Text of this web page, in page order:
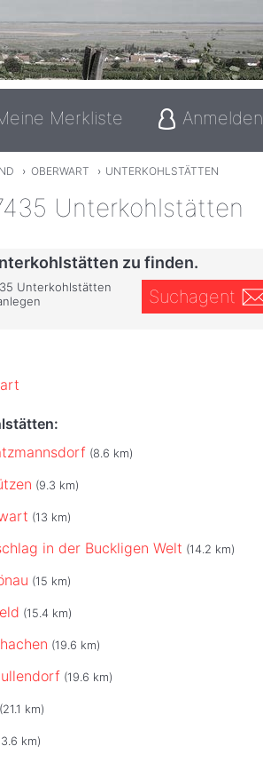
Merkliste Anmelden
› OBERWART › UNTERKOHLSTÄTTEN
Unterkohlstätten
zu finden.
Unterkohlstätten
Suchagent
(8.6 km)
(9.3 km)
(13 km)
in der Buckligen Welt (14.2 km)
(15 km)
(15.4 km)
(19.6 km)
(19.6 km)
(21.1 km)
km)